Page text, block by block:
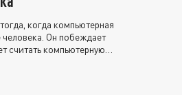
когда компьютерная
человека. Он побеждает
считать компьютерную